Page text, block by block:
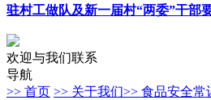
驻村工做队及新一届村“两委”干部
欢迎与我们联系
导航
>> 首页 >> 关于我们>> 食品安全常